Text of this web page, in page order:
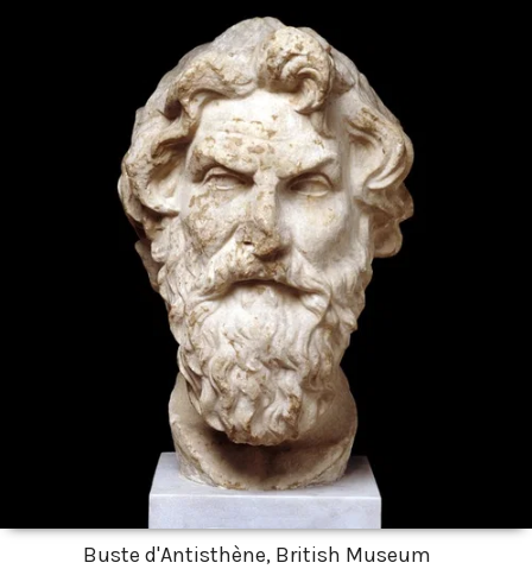
Buste d'Antisthène, British Museum